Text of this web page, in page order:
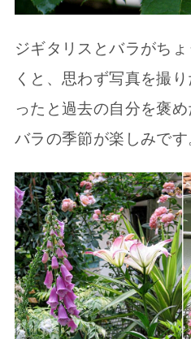
ジギタリスとバラがち
くと、思わず写真を撮
ったと過去の自分を褒
バラの季節が楽しみです